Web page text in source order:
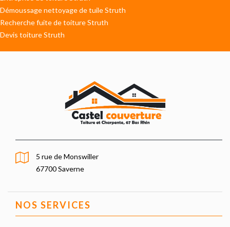
Démoussage nettoyage de tuile Struth
Recherche fuite de toiture Struth
Devis toiture Struth
5 rue de Monswiller
67700 Saverne
NOS SERVICES